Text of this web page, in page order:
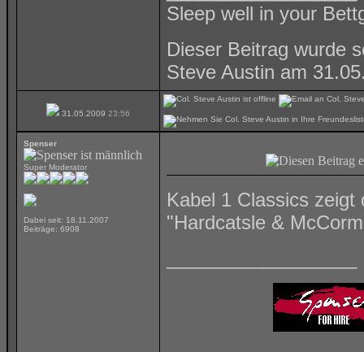
Sleep well in your
Dieser Beitrag wurde
Steve Austin am
31.05.2009 23:56
Spenser
Super Moderator
Dabei seit: 18.11.2007
Beiträge: 6908
Kabel 1 Classics
"Hardcatsle &